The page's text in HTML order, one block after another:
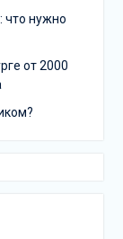
что нужно
от 2000